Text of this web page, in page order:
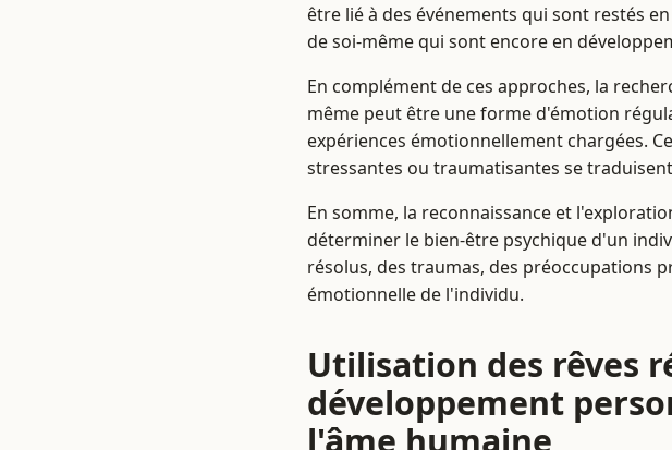
être lié à des événements qui sont restés
de soi-même qui sont encore en
En complément de ces approches, la
même peut être une forme d'émotion
expériences émotionnellement chargées.
stressantes ou traumatisantes se
En somme, la reconnaissance et
déterminer le bien-être psychique d'un
résolus, des traumas, des préoccupations
émotionnelle de l'individu.
Utilisation des rêves
développement
l'âme humaine